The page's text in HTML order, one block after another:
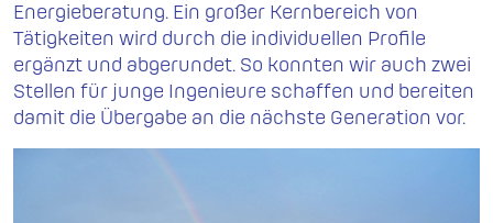
Energieberatung. Ein großer Kernbereich von
Tätigkeiten wird durch die individuellen Profile
ergänzt und abgerundet. So konnten wir auch zwei
Stellen für junge Ingenieure schaffen und bereiten
damit die Übergabe an die nächste Generation vor.